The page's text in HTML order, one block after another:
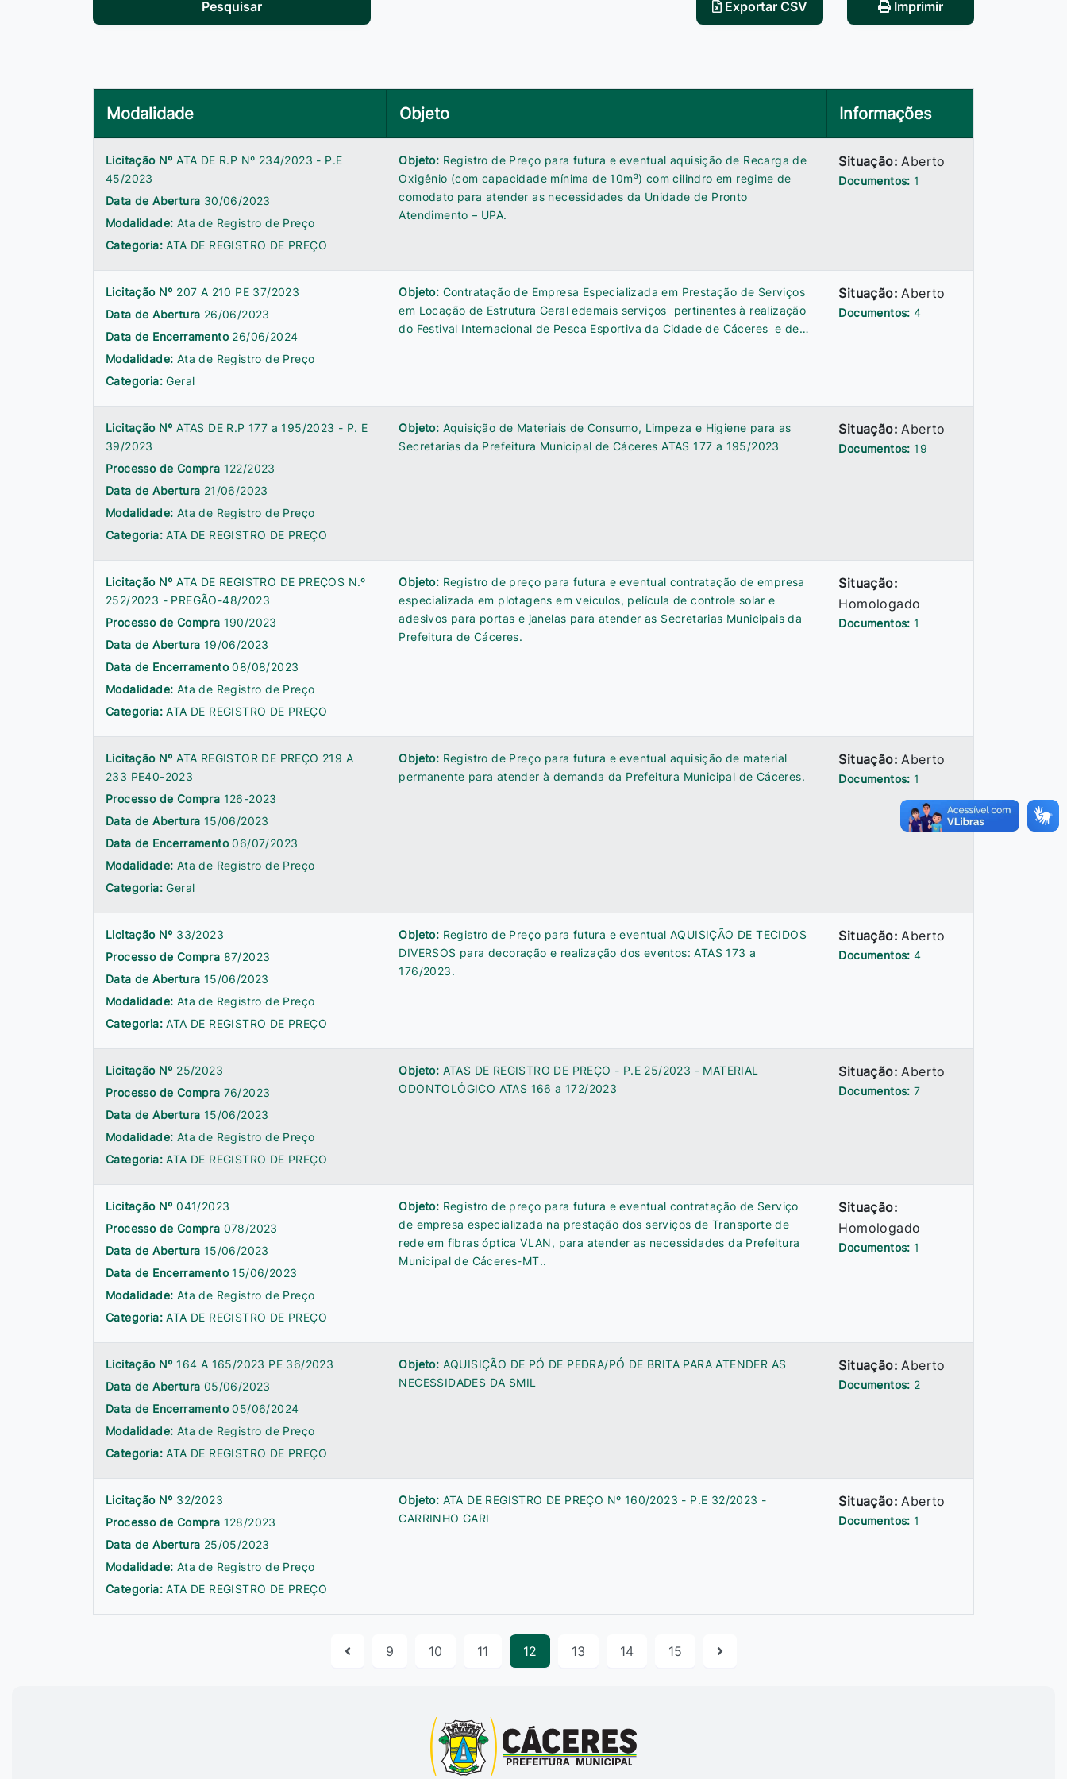
Pesquisar Exportar CSV Imprimir
Modalidade Objeto Informações
Licitação NºATA DE R.P Nº 234/2023 - P.E
45/2023
Data de Abertura 30/06/2023
Modalidade: Ata de Registro de Preço
Categoria:ATA DE REGISTRO DE PREÇO
Objeto: Registro de Preço para futura e eventual aquisição de Recarga de
Oxigênio (com capacidade mínima de 10m³) com cilindro em regime de
comodato para atender as necessidades da Unidade de Pronto
Atendimento – UPA.
Situação:Aberto
Documentos: 1
Licitação Nº 207 A 210 PE 37/2023
Data de Abertura 26/06/2023
Data de Encerramento 26/06/2024
Modalidade: Ata de Registro de Preço
Categoria:Geral
Objeto: Contratação de Empresa Especializada em Prestação de Serviços
em Locação de Estrutura Geral edemais serviços pertinentes à realização
do Festival Internacional de Pesca Esportiva da Cidade de Cáceres e de…
Situação:Aberto
Documentos:4
Licitação NºATAS DE R.P 177 a 195/2023 - P. E
39/2023
Processo de Compra 122/2023
Data de Abertura 21/06/2023
Modalidade: Ata de Registro de Preço
Categoria:ATA DE REGISTRO DE PREÇO
Objeto: Aquisição de Materiais de Consumo, Limpeza e Higiene para as
Secretarias da Prefeitura Municipal de Cáceres ATAS 177 a 195/2023
Situação:Aberto
Documentos: 19
Licitação NºATA DE REGISTRO DE PREÇOS N.º
252/2023 - PREGÃO-48/2023
Processo de Compra 190/2023
Data de Abertura 19/06/2023
Data de Encerramento08/08/2023
Modalidade: Ata de Registro de Preço
Categoria:ATA DE REGISTRO DE PREÇO
Objeto: Registro de preço para futura e eventual contratação de empresa
especializada em plotagens em veículos, película de controle solar e
adesivos para portas e janelas para atender as Secretarias Municipais da
Prefeitura de Cáceres.
Situação:
Homologado
Documentos:1
Licitação NºATA REGISTOR DE PREÇO 219 A
233 PE40-2023
Processo de Compra 126-2023
Data de Abertura 15/06/2023
Data de Encerramento06/07/2023
Modalidade: Ata de Registro de Preço
Categoria:Geral
Objeto: Registro de Preço para futura e eventual aquisição de material
permanente para atender à demanda da Prefeitura Municipal de Cáceres.
Situação:Aberto
Documentos: 1
Licitação Nº 33/2023
Processo de Compra 87/2023
Data de Abertura 15/06/2023
Modalidade: Ata de Registro de Preço
Categoria:ATA DE REGISTRO DE PREÇO
Objeto: Registro de Preço para futura e eventual AQUISIÇÃO DE TECIDOS
DIVERSOS para decoração e realização dos eventos: ATAS 173 a
176/2023.
Situação:Aberto
Documentos:4
Licitação Nº 25/2023
Processo de Compra 76/2023
Data de Abertura 15/06/2023
Modalidade: Ata de Registro de Preço
Categoria:ATA DE REGISTRO DE PREÇO
Objeto: ATAS DE REGISTRO DE PREÇO - P.E 25/2023 - MATERIAL
ODONTOLÓGICO ATAS 166 a 172/2023
Situação:Aberto
Documentos:7
Licitação Nº041/2023
Processo de Compra 078/2023
Data de Abertura 15/06/2023
Data de Encerramento15/06/2023
Modalidade: Ata de Registro de Preço
Categoria:ATA DE REGISTRO DE PREÇO
Objeto: Registro de preço para futura e eventual contratação de Serviço
de empresa especializada na prestação dos serviços de Transporte de
rede em fibras óptica VLAN, para atender as necessidades da Prefeitura
Municipal de Cáceres-MT..
Situação:
Homologado
Documentos:1
Licitação Nº 164 A 165/2023 PE 36/2023
Data de Abertura 05/06/2023
Data de Encerramento05/06/2024
Modalidade: Ata de Registro de Preço
Categoria:ATA DE REGISTRO DE PREÇO
Objeto: AQUISIÇÃO DE PÓ DE PEDRA/PÓ DE BRITA PARA ATENDER AS
NECESSIDADES DA SMIL
Situação:Aberto
Documentos: 2
Licitação Nº 32/2023
Processo de Compra 128/2023
Data de Abertura 25/05/2023
Modalidade: Ata de Registro de Preço
Categoria:ATA DE REGISTRO DE PREÇO
Objeto: ATA DE REGISTRO DE PREÇO Nº 160/2023 - P.E 32/2023 -
CARRINHO GARI
Situação:Aberto
Documentos:1
9 10 11 12 13 14 15